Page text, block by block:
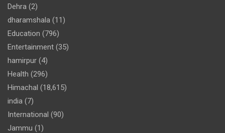
Dehra (2)
dharamshala (11)
Education (796)
Entertainment (35)
hamirpur (4)
Health (296)
Himachal (18,615)
india (7)
International (90)
Jammu (1)